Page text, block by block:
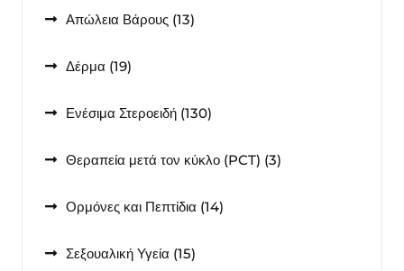
Απώλεια Βάρους 1313
Δέρμα 1919
Ενέσιμα Στεροειδή 130130
Θεραπεία μετά τον κύκλο (PCT) 33
Ορμόνες και Πεπτίδια 1414
Σεξουαλική Υγεία 1515